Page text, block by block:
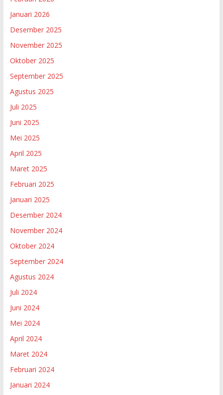
Januari 2026
Desember 2025
November 2025
Oktober 2025
September 2025
Agustus 2025
Juli 2025
Juni 2025
Mei 2025
April 2025
Maret 2025
Februari 2025
Januari 2025
Desember 2024
November 2024
Oktober 2024
September 2024
Agustus 2024
Juli 2024
Juni 2024
Mei 2024
April 2024
Maret 2024
Februari 2024
Januari 2024